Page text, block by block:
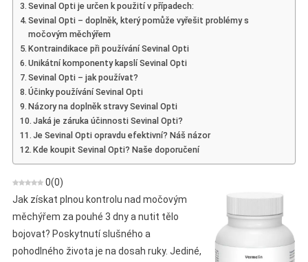
Názor
Kapsle
Pro
Sevinal Opti je určen k použití v případech:
Sevinal Opti – doplněk, který pomůže vyřešit problémy s
močovým měchýřem
Kontraindikace při používání Sevinal Opti
Unikátní komponenty kapslí Sevinal Opti
Sevinal Opti – jak používat?
Účinky používání Sevinal Opti
Názory na doplněk stravy Sevinal Opti
Jaká je záruka účinnosti Sevinal Opti?
Je Sevinal Opti opravdu efektivní? Náš názor
Kde koupit Sevinal Opti? Naše doporučení
0(0)
Jak získat plnou kontrolu nad močovým
měchýřem za pouhé 3 dny a nutit tělo
bojovat? Poskytnutí slušného a
pohodlného života je na dosah ruky. Jediné,